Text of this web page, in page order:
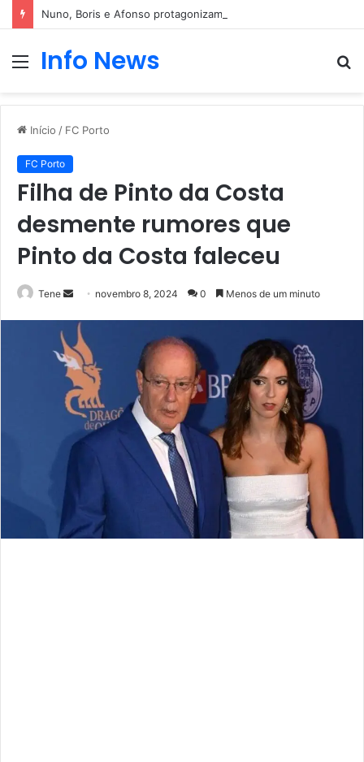
Nuno, Boris e Afonso protagonizam dança sensual
Menu
Info News
Início / FC Porto
FC Porto
Filha de Pinto da Costa
desmente rumores que
Pinto da Costa faleceu
Tene
Mande
e-
mail
novembro 8, 2024 0 Menos de um minuto